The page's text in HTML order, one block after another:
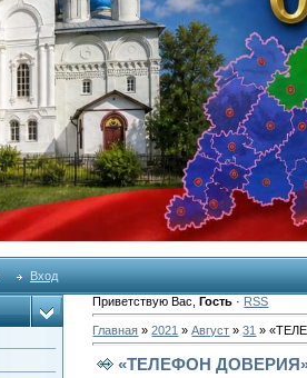
Вход
Приветствую Вас ,Гость · RSS
Главная »2021 » Август » 31 »
«ТЕЛЕФОН